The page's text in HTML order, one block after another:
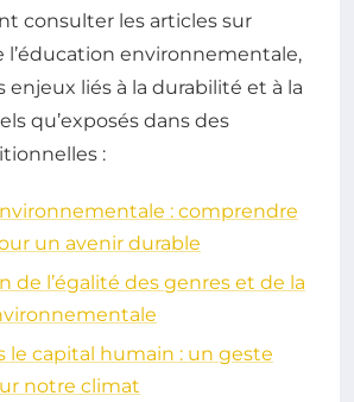
consulter les articles sur
l’éducation environnementale,
enjeux liés à la durabilité et à la
qu’exposés dans des
:
: comprendre
un avenir durable
de l’égalité des genres et de la
le capital humain : un geste
notre climat